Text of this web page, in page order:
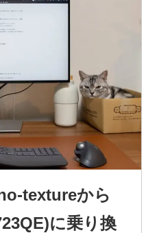
textureから
に乗り換